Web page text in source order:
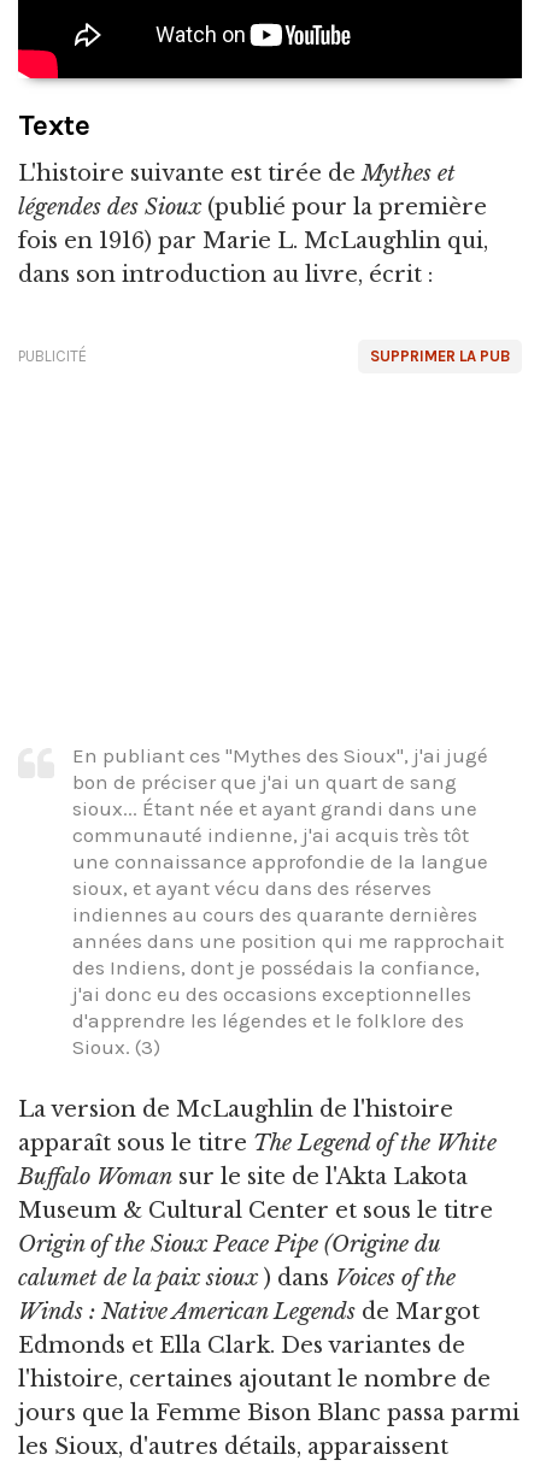
Texte
L'histoire suivante est tirée deMythes et
légendes des Sioux(publié pour la première
fois en 1916) par Marie L. McLaughlin qui,
dans son introduction au livre, écrit :
SUPPRIMER LA PUB
PUBLICITÉ
En publiant ces "Mythes des Sioux", j'ai jugé
bon de préciser que j'ai un quart de sang
sioux... Étant née et ayant grandi dans une
communauté indienne, j'ai acquis très tôt
une connaissance approfondie de la langue
sioux, et ayant vécu dans des réserves
indiennes au cours des quarante dernières
années dans une position qui me rapprochait
des Indiens, dont je possédais la confiance,
j'ai donc eu des occasions exceptionnelles
d'apprendre les légendes et le folklore des
Sioux. (3)
La version de McLaughlin de l'histoire
apparaît sous le titre The Legend of the White
Buffalo Woman sur le site de l'Akta Lakota
Museum & Cultural Center et sous le titre
Origin of the Sioux Peace Pipe (Origine du
calumet de la paix sioux) dans Voices of the
Winds : Native American Legends de Margot
Edmonds et Ella Clark. Des variantes de
l'histoire, certaines ajoutant le nombre de
jours que la Femme Bison Blanc passa parmi
les Sioux, d'autres détails, apparaissent